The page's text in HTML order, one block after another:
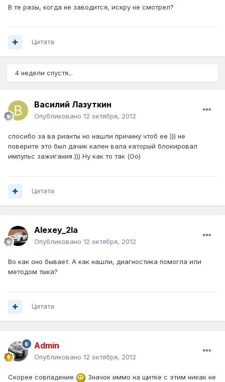
В те разы, когда не заводится, искру не смотрел?
Цитата
4 недели спустя...
Василий Лазуткин
Опубликовано 12 октября, 2012
спосибо за ва рианты но нашли причину чтоб ее ))) не
поверите это был дачик кален вала каторый блокировал
импульс зажигания ))) Ну как то так (Оо)
Цитата
Alexey_2la
Опубликовано 12 октября, 2012
Во как оно бывает. А как нашли, диагностика помогла или
методом тыка?
Цитата
Admin
Опубликовано 12 октября, 2012
Скорее совпадение
Значок иммо на щитке с этим никак не